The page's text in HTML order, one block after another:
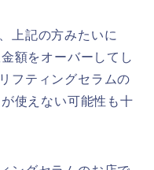
上記の方みたいに
額をオーバーしてし
フティングセラムの
使えない可能性も十